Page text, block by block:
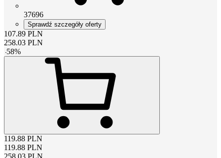
37696
Sprawdź szczegóły oferty
107.89 PLN
258.03 PLN
-58%
119.88 PLN
119.88 PLN
258.03 PLN